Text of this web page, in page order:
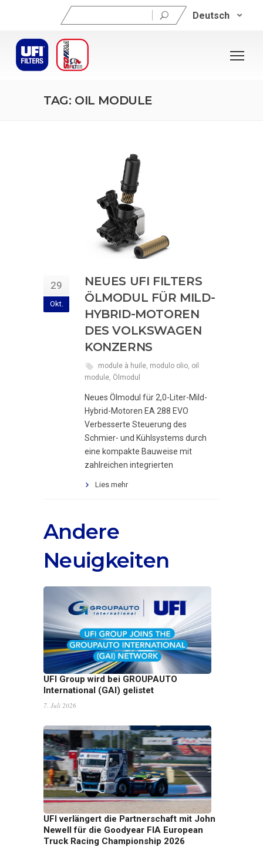
Suchen
nach:
Deutsch
TAG: OIL MODULE
29
Okt.
NEUES UFI FILTERS
ÖLMODUL FÜR MILD-
HYBRID-MOTOREN
DES VOLKSWAGEN
KONZERNS
module à huile, modulo olio, oil
module, Ölmodul
Neues Ölmodul für 2,0-Liter-Mild-
Hybrid-Motoren EA 288 EVO
Verbesserte Steuerung des
Schmier- und Kühlsystems durch
eine kompakte Bauweise mit
zahlreichen integrierten
Lies mehr
Andere
Neuigkeiten
UFI Group wird bei GROUPAUTO
International (GAI) gelistet
7. Juli 2026
UFI verlängert die Partnerschaft mit John
Newell für die Goodyear FIA European
Truck Racing Championship 2026